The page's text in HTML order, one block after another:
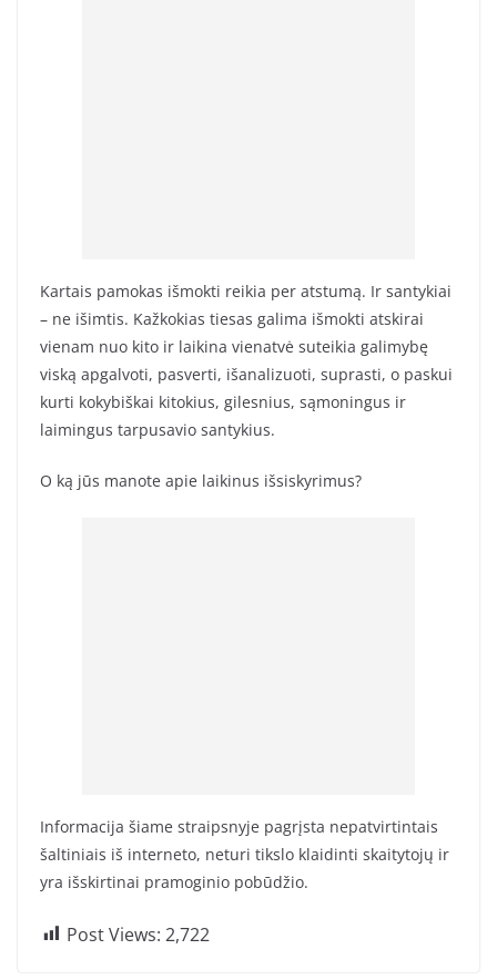
Kartais pamokas išmokti reikia per atstumą. Ir santykiai
– ne išimtis. Kažkokias tiesas galima išmokti atskirai
vienam nuo kito ir laikina vienatvė suteikia galimybę
viską apgalvoti, pasverti, išanalizuoti, suprasti, o paskui
kurti kokybiškai kitokius, gilesnius, sąmoningus ir
laimingus tarpusavio santykius.
O ką jūs manote apie laikinus išsiskyrimus?
Informacija šiame straipsnyje pagrįsta nepatvirtintais
šaltiniais iš interneto, neturi tikslo klaidinti skaitytojų ir
yra išskirtinai pramoginio pobūdžio.
Post Views: 2,722